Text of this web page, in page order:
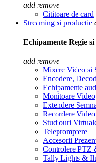
add remove
Cititoare de card
Streaming si productie
Echipamente Regie
add remove
Mixere Video si
Encodere,
Echipamente
Monitoare Video
Extendere
Recordere Video
Studiouri
Telepromptere
Accesorii
Controlere PTZ
Tally Lights &